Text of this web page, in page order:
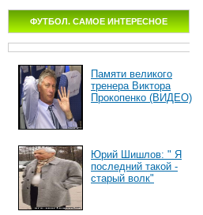
ФУТБОЛ. САМОЕ ИНТЕРЕСНОЕ
Памяти великого
тренера Виктора
Прокопенко (ВИДЕО)
Юрий Шишлов: " Я
последний такой -
старый волк"